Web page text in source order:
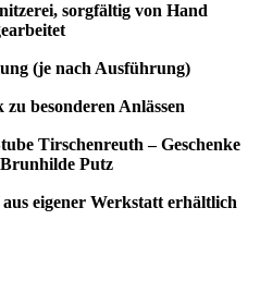
sorgfältig von Hand
(je nach Ausführung)
besonderen Anlässen
Tirschenreuth – Geschenke
Putz
eigener Werkstatt erhältlich